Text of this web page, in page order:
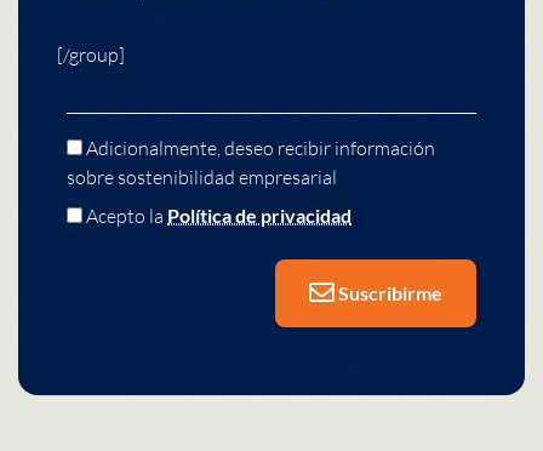
[/group]
Adicionalmente, deseo recibir información
sobre sostenibilidad empresarial
Acepto la Política de privacidad
Suscribirme